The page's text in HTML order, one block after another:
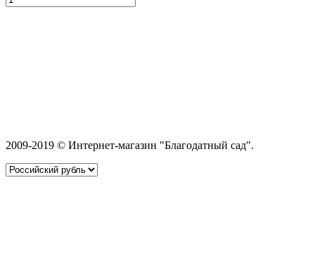
2009-2019 © Интернет-магазин "Благодатный сад".